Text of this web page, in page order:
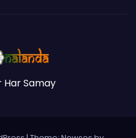
Har Samay